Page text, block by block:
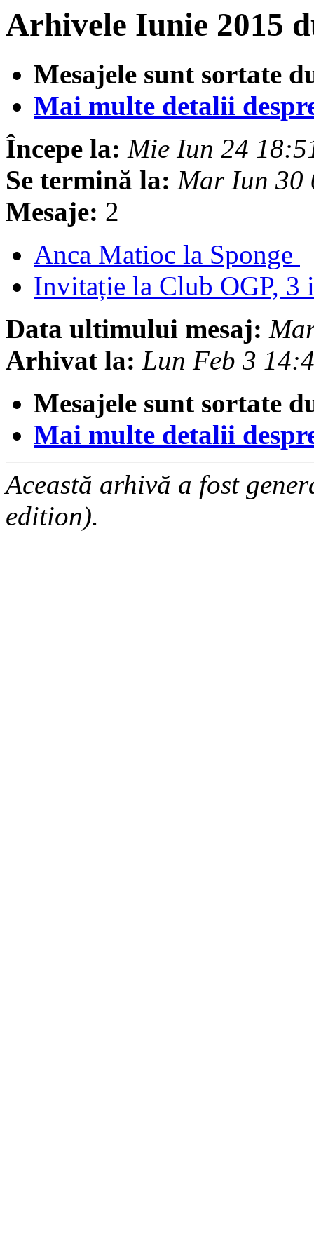
Arhivele Iunie 2015
Mesajele sunt sortate
Mai multe detalii
Începe la: Mie Iun 24
Se termină la: Mar Iun 30
Mesaje: 2
Anca Matioc la Sponge
Invitație la Club OGP,
Data ultimului mesaj:
Arhivat la: Lun Feb 3
Mesajele sunt sortate
Mai multe detalii
Această arhivă a fost
edition).